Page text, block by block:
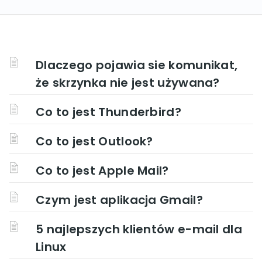
Dlaczego pojawia sie komunikat,
że skrzynka nie jest używana?
Co to jest Thunderbird?
Co to jest Outlook?
Co to jest Apple Mail?
Czym jest aplikacja Gmail?
5 najlepszych klientów e-mail dla
Linux